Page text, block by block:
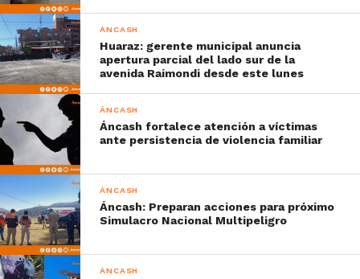
ÁNCASH
Huaraz: gerente municipal anuncia
apertura parcial del lado sur de la
avenida Raimondi desde este lunes
ÁNCASH
Áncash fortalece atención a víctimas
ante persistencia de violencia familiar
ÁNCASH
Áncash: Preparan acciones para próximo
Simulacro Nacional Multipeligro
ÁNCASH